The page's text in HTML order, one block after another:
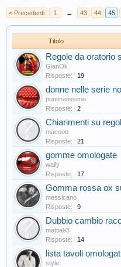
< Precedenti 1 ← 43 44 45
Titolo
Regole da oratorio
GianOk
Risposte:
19
donne nelle serie
puntinatissimo
Risposte:
2
Chiarimenti su
macooo
Risposte:
21
gomme omologate
wally
Risposte:
17
Gomma rossa ox
messicano
Risposte:
9
Dubbio cambio
mattia93
Risposte:
14
lista tavoli
style